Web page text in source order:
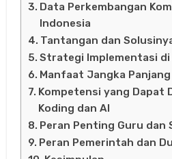
Data Perkembangan
Indonesia
Tantangan dan
Strategi Implementasi di
Manfaat Jangka
Kompetensi yang Dapat
Koding dan AI
Peran Penting Guru dan
Peran Pemerintah dan